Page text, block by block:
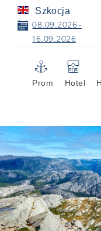
Szkocja
📅 08.09.2026 -
16.09.2026
⚓
Prom
🏨
Hotel